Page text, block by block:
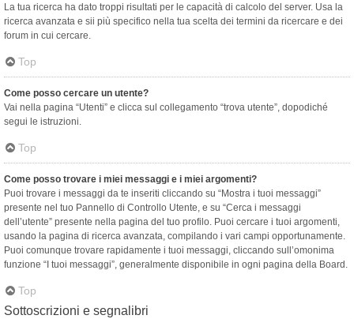
La tua ricerca ha dato troppi risultati per le capacità di calcolo del server. Usa la
ricerca avanzata e sii più specifico nella tua scelta dei termini da ricercare e dei
forum in cui cercare.
Top
Come posso cercare un utente?
Vai nella pagina “Utenti” e clicca sul collegamento “trova utente”, dopodiché
segui le istruzioni.
Top
Come posso trovare i miei messaggi e i miei argomenti?
Puoi trovare i messaggi da te inseriti cliccando su “Mostra i tuoi messaggi”
presente nel tuo Pannello di Controllo Utente, e su “Cerca i messaggi
dell’utente” presente nella pagina del tuo profilo. Puoi cercare i tuoi argomenti,
usando la pagina di ricerca avanzata, compilando i vari campi opportunamente.
Puoi comunque trovare rapidamente i tuoi messaggi, cliccando sull’omonima
funzione “I tuoi messaggi”, generalmente disponibile in ogni pagina della Board.
Top
Sottoscrizioni e segnalibri